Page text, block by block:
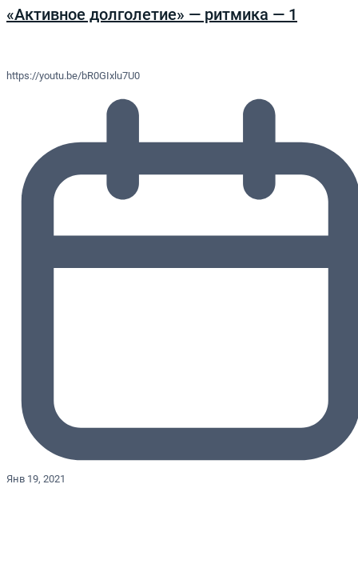
«Активное долголетие» — ритмика — 1
https://youtu.be/bR0GIxlu7U0
Янв 19, 2021